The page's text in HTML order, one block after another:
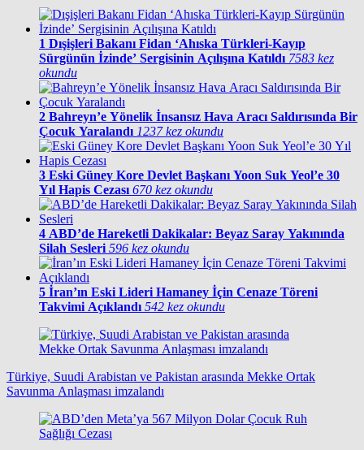
1 Dışişleri Bakanı Fidan ‘Ahıska Türkleri-Kayıp
Sürgünün İzinde’ Sergisinin Açılışına Katıldı 7583 kez
okundu
2 Bahreyn’e Yönelik İnsansız Hava Aracı Saldırısında Bir
Çocuk Yaralandı 1237 kez okundu
3 Eski Güney Kore Devlet Başkanı Yoon Suk Yeol’e 30
Yıl Hapis Cezası 670 kez okundu
4 ABD’de Hareketli Dakikalar: Beyaz Saray Yakınında
Silah Sesleri 596 kez okundu
5 İran’ın Eski Lideri Hamaney İçin Cenaze Töreni
Takvimi Açıklandı 542 kez okundu
Türkiye, Suudi Arabistan ve Pakistan arasında Mekke Ortak
Savunma Anlaşması imzalandı